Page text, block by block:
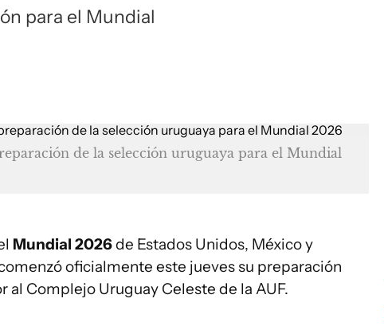
para el Mundial
de la selección uruguaya para el Mundial
Mundial 2026de Estados Unidos, México y
oficialmente este jueves su preparación
Complejo Uruguay Celeste de la AUF.